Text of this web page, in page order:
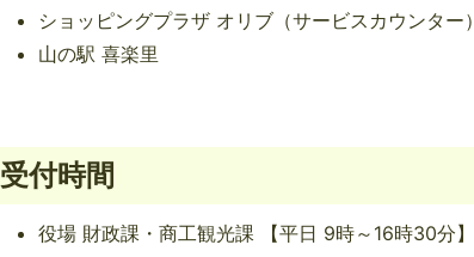
ショッピングプラザ オリブ（サービスカウンター）
山の駅 喜楽里
受付時間
役場 財政課・商工観光課 【平日 9時～16時30分】